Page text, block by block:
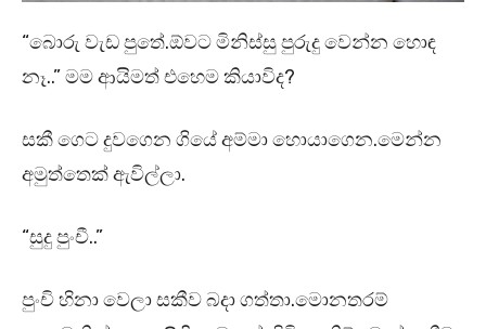
“බොරු වැඩ පුතේ.ඕවට මිනිස්සු පුරුදු වෙන්න හොඳ
නෑ..” මම ආයිමත් එහෙම කියාවිද?
සකී ගෙට දුවගෙන ගියේ අම්මා හොයාගෙන.මෙන්න
අමුත්තෙක් ඇවිල්ලා.
“සුදු පුංචී..”
පුංචි හිනා වෙලා සකීව බදා ගත්තා.මොනතරම්